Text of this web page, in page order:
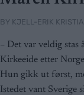
BY KJELL-ERIK
– Det var veldig stas
Kirkeeide etter
Hun gikk ut først,
Istedet vant Sverige